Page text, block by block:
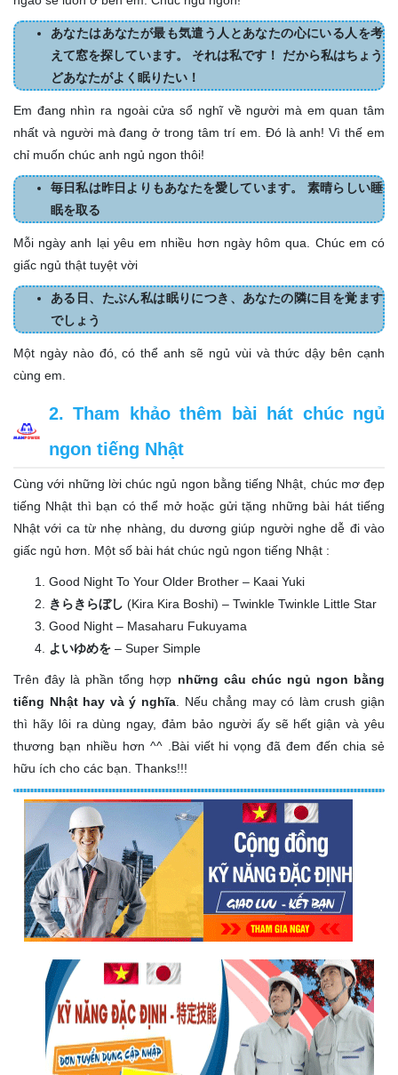
あなたはあなたが最も気遣う人とあなたの心にいる人を考
えて窓を探しています。 それは私です！ だから私はちょう
どあなたがよく眠りたい！
Em đang nhìn ra ngoài cửa sổ nghĩ về người mà em quan tâm
nhất và người mà đang ở trong tâm trí em. Đó là anh! Vì thế em
chỉ muốn chúc anh ngủ ngon thôi!
毎日私は昨日よりもあなたを愛しています。 素晴らしい睡
眠を取る
Mỗi ngày anh lại yêu em nhiều hơn ngày hôm qua. Chúc em có
giấc ngủ thật tuyệt vời
ある日、たぶん私は眠りにつき、あなたの隣に目を覚ます
でしょう
Một ngày nào đó, có thể anh sẽ ngủ vùi và thức dậy bên cạnh
cùng em.
2. Tham khảo thêm bài hát chúc ngủ
ngon tiếng Nhật
Cùng với những lời chúc ngủ ngon bằng tiếng Nhật, chúc mơ đẹp
tiếng Nhật thì bạn có thể mở hoặc gửi tặng những bài hát tiếng
Nhật với ca từ nhẹ nhàng, du dương giúp người nghe dễ đi vào
giấc ngủ hơn. Một số bài hát chúc ngủ ngon tiếng Nhật :
Good Night To Your Older Brother – Kaai Yuki
きらきらぼし (Kira Kira Boshi) – Twinkle Twinkle Little Star
Good Night – Masaharu Fukuyama
よいゆめを – Super Simple
Trên đây là phần tổng hợp những câu chúc ngủ ngon bằng
tiếng Nhật hay và ý nghĩa. Nếu chẳng may có làm crush giận
thì hãy lôi ra dùng ngay, đảm bảo người ấy sẽ hết giận và yêu
thương bạn nhiều hơn ^^ .Bài viết hi vọng đã đem đến chia sẻ
hữu ích cho các bạn. Thanks!!!